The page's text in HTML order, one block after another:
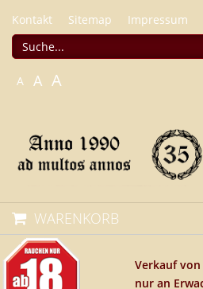
Kontakt Sitemap Impressum
A A A
WARENKORB
Verkauf
nur an